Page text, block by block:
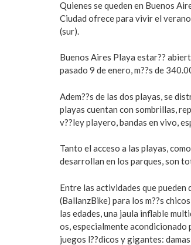
Quienes se queden en Buenos
Ciudad ofrece para vivir el
(sur).
Buenos Aires Playa estar??
pasado 9 de enero, m??s de
Adem??s de las dos playas, se
playas cuentan con sombrillas,
v??ley playero, bandas en vivo,
Tanto el acceso a las playas,
desarrollan en los parques, son
Entre las actividades que
(BallanzBike) para los m??s
las edades, una jaula inflable
os, especialmente acondicionado
juegos l??dicos y gigantes: